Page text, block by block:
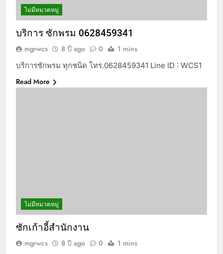
ไม่มีหมวดหมู่
บริการ ซักพรม 0628459341
mgrwcs 8 ปี ago 0 1 mins
บริการซักพรม ทุกชนิด โทร.0628459341 Line ID : WCS1
Read More
ไม่มีหมวดหมู่
ซักเก้าอี้สำนักงาน
mgrwcs 8 ปี ago 0 1 mins